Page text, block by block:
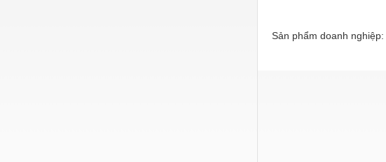
Sản phẩm doanh nghiệp: